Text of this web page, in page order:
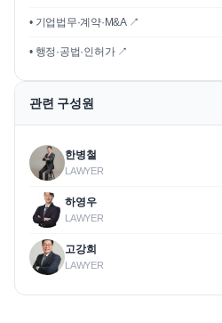
• 기업법무·계약·M&A ↗
• 행정·공법·인허가 ↗
관련 구성원
한병철
LAWYER
하영우
LAWYER
고강희
LAWYER